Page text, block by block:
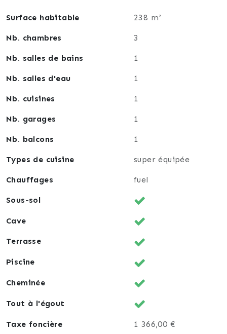
Surface habitable 238 m²
Nb. chambres 3
Nb. salles de bains 1
Nb. salles d'eau 1
Nb. cuisines 1
Nb. garages 1
Nb. balcons 1
Types de cuisine super équipée
Chauffages fuel
Sous-sol
Cave
Terrasse
Piscine
Cheminée
Tout à l'égout
Taxe foncière 1 366,00 €